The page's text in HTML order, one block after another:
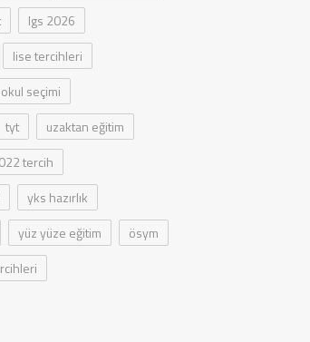
lgs 2026
lise tercihleri
okul seçimi
tyt
uzaktan eğitim
tercih
yks hazırlık
yüz yüze eğitim
ösym